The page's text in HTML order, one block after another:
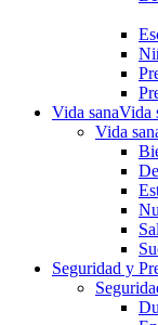
Vida sanaVida
Vida
Seguridad y